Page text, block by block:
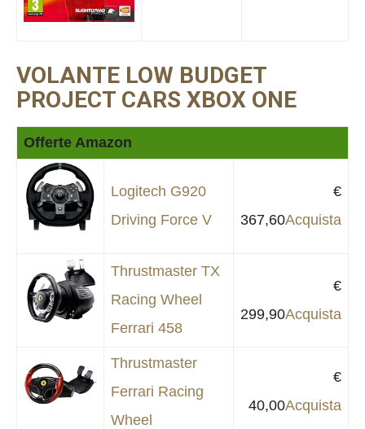
VOLANTE LOW BUDGET
PROJECT CARS XBOX ONE
Offerte Amazon
Logitech G920
Driving Force V
€
367,60Acquista
Thrustmaster TX
Racing Wheel
Ferrari 458
€
299,90Acquista
Thrustmaster
Ferrari Racing
Wheel
€
40,00Acquista